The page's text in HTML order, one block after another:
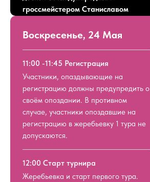
гроссмейстером Станиславом
16:30 Aferparty в РиверСпейс
самовара на берегу в атмосферном
месте на набережной Москва реки!
Всех участников ждет чай из
самовара на берегу в атмосферном
месте на набережной Москва реки!
Воскресенье, 24 Мая
11:00 -11:45 Регистрация
Участники, опаздывающие на
регистрацию должны предупредить о
своём опоздании. В противном
случае, участники опоздавшие на
регистрацию в жеребьевку 1 тура не
допускаются.
12:00 Старт турнира
Жеребьевка и старт первого тура.